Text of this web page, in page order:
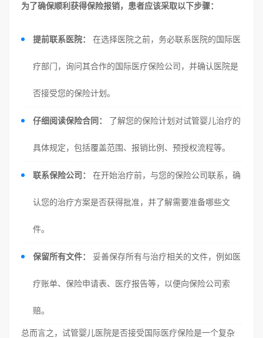
为了确保顺利获得保险报销，患者应该采取以下步骤：
提前联系医院： 在选择医院之前，务必联系医院的国际医
疗部门，询问其合作的国际医疗保险公司，并确认医院是
否接受您的保险计划。
仔细阅读保险合同： 了解您的保险计划对试管婴儿治疗的
具体规定，包括覆盖范围、报销比例、预授权流程等。
联系保险公司： 在开始治疗前，与您的保险公司联系，确
认您的治疗方案是否获得批准，并了解需要准备哪些文
件。
保留所有文件： 妥善保存所有与治疗相关的文件，例如医
疗账单、保险申请表、医疗报告等，以便向保险公司索
赔。
总而言之，试管婴儿医院是否接受国际医疗保险是一个复杂